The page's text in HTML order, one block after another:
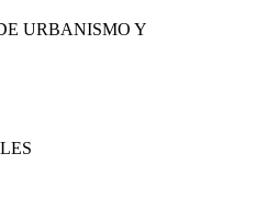
URBANISMO Y